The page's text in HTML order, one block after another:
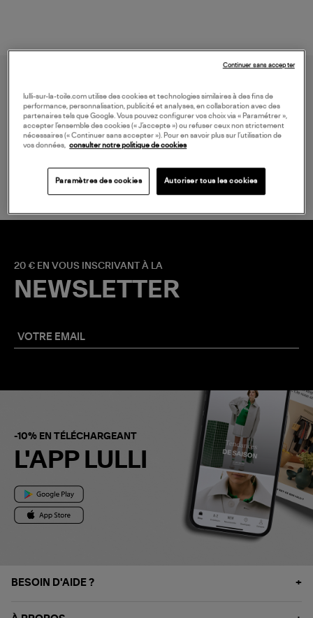
à partir de 150 € d'achat*
20 € EN VOUS INSCRIVANT À LA
NEWSLETTER
-10% EN TÉLÉCHARGEANT
L'APP LULLI
BESOIN D'AIDE ?
lulli-sur-la-toile.com utilise des cookies et technologies similaires à des fins de
performance, personnalisation, publicité et analyses, en collaboration avec des
partenaires tels que Google. Vous pouvez configurer vos choix via « Paramétrer »,
accepter l’ensemble des cookies (« J’accepte ») ou refuser ceux non strictement
nécessaires (« Continuer sans accepter »). Pour en savoir plus sur l’utilisation de
vos données,
consulter notre politique de cookies
Paramètres des cookies Autoriser tous les cookies
Continuer sans accepter